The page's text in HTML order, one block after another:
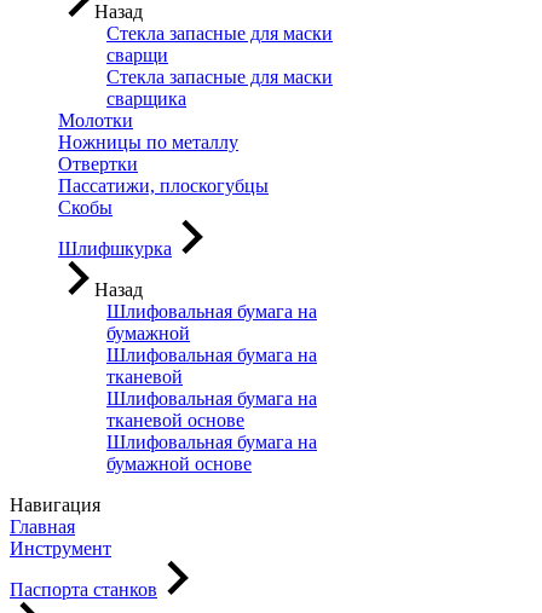
Назад
Стекла запасные для маски
сварщи
Стекла запасные для маски
сварщика
Молотки
Ножницы по металлу
Отвертки
Пассатижи, плоскогубцы
Скобы
Шлифшкурка
Назад
Шлифовальная бумага на
бумажной
Шлифовальная бумага на
тканевой
Шлифовальная бумага на
тканевой основе
Шлифовальная бумага на
бумажной основе
Навигация
Главная
Инструмент
Паспорта станков